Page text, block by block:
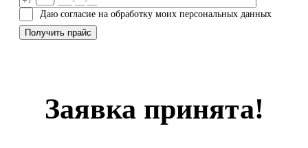
Даю согласие на обработку моих персональных данных
Заявка принята!